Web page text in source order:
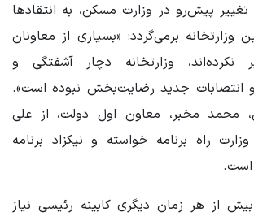
تغییر پیش‌رو در وزارت مسکن، به انتقادها
وزارتخانه برمی‌گردد: «بسیاری از معاونان
نکرده‌اند، وزارتخانه دچار آشفتگی و
جدید رضایت‌بخش نبوده است».
محمد مخبر، معاون اول دولت، از علی
وزارت راه برنامه خواسته و نیکزاد برنامه
است.
از هر زمان دیگری کابینه رئیسی نیاز